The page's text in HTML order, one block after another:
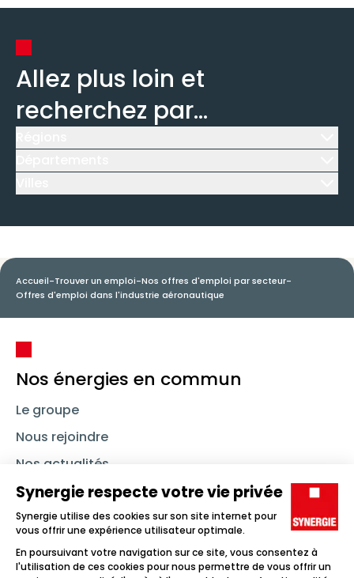
Allez plus loin et
recherchez par...
Accueil-Trouver un emploi-Nos offres d'emploi par secteur-
Offres d'emploi dans l'industrie aéronautique
Nos énergies en commun
Le groupe
Nous rejoindre
Nos actualités
Nous contacter
Linkedin SynergieInstagramTikTok Youtube